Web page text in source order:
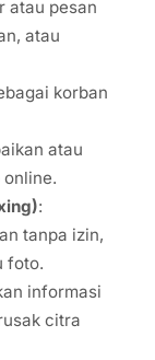
atau pesan
atau
korban
atau
:
tanpa izin,
foto.
informasi
citra